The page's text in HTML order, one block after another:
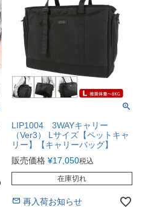
LIP1004 3WAYキャリー
（Ver3） Lサイズ【ペットキャ
リー】【キャリーバッグ】
販売価格 ¥17,050税込
在庫切れ
再入荷お知らせ